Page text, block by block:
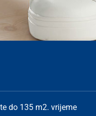
do 135 m2. vrijeme